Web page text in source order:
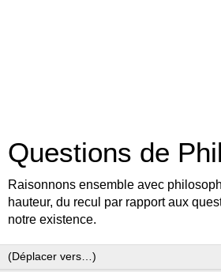
Questions de
Raisonnons ensemble avec
hauteur, du recul par rapport aux
notre existence.